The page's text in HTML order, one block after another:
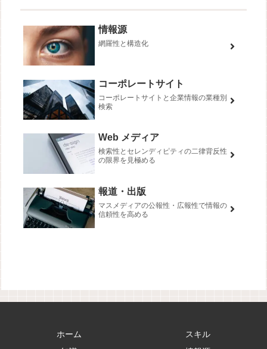
情報源
網羅性と構造化
コーポレートサイト
コーポレートサイトと企業情報の業種別
検索
Web メディア
検索性とセレンディピティの二律背反性
の限界を見極める
報道・出版
マスメディアの公報性・広報性で情報の
信頼性を高める
ホーム
スキル